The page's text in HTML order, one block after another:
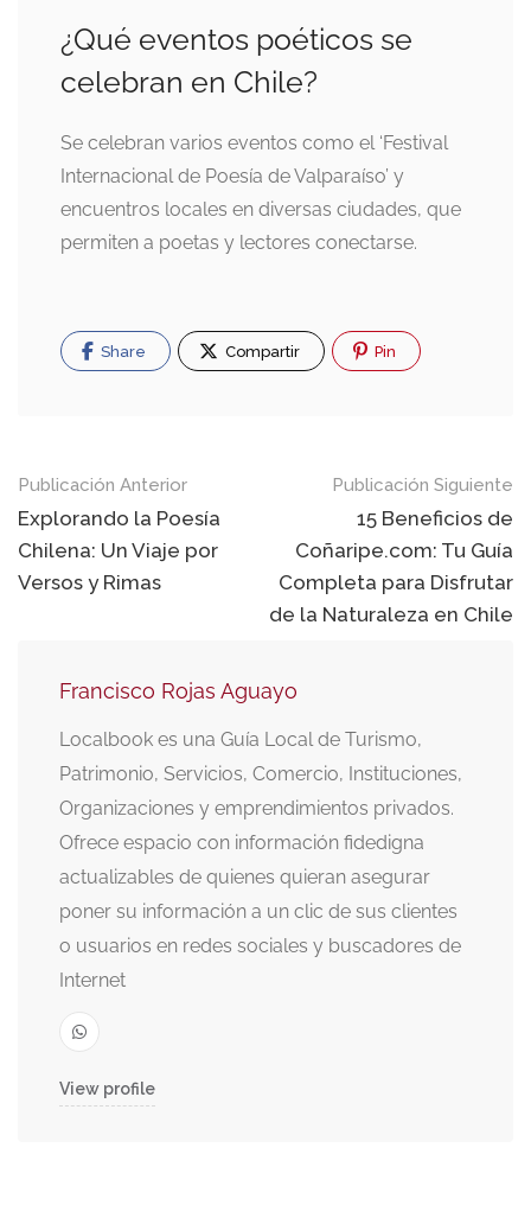
¿Qué eventos poéticos se
celebran en Chile?
Se celebran varios eventos como el ‘Festival
Internacional de Poesía de Valparaíso’ y
encuentros locales en diversas ciudades, que
permiten a poetas y lectores conectarse.
Share Compartir Pin
Navegación
de
publicaciones
Publicación Anterior
Explorando la Poesía
Chilena: Un Viaje por
Versos y Rimas
Publicación Siguiente
15 Beneficios de
Coñaripe.com: Tu Guía
Completa para Disfrutar
de la Naturaleza en Chile
Francisco Rojas Aguayo
Localbook es una Guía Local de Turismo,
Patrimonio, Servicios, Comercio, Instituciones,
Organizaciones y emprendimientos privados.
Ofrece espacio con información fidedigna
actualizables de quienes quieran asegurar
poner su información a un clic de sus clientes
o usuarios en redes sociales y buscadores de
Internet
View profile